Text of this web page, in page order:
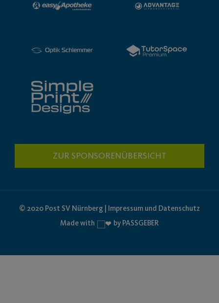
ZUR SPONSORENÜBERSICHT
© 2020 Post SV Nürnberg | Impressum und Datenschutz
Made with
by PASSGEBER